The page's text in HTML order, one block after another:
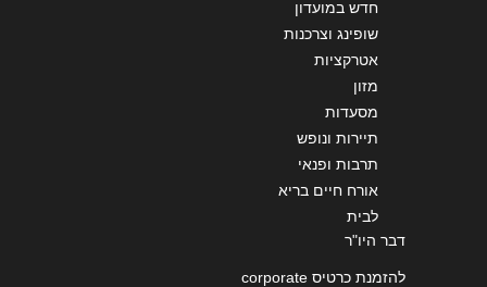
חדש במועדון
שופינג וצרכנות
אטרקציות
מזון
מסעדות
תיירות ונופש
תרבות ופנאי
אורח חיים בריא
לבית
דבר היו"ר
להזמנת כרטיס corporate